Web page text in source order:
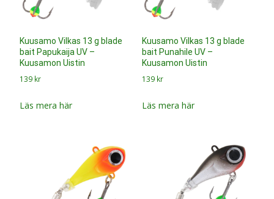
Kuusamo Vilkas 13 g blade
bait Papukaija UV –
Kuusamon Uistin
139 kr
Läs mera här
Kuusamo Vilkas 13 g blade
bait Punahile UV –
Kuusamon Uistin
139 kr
Läs mera här